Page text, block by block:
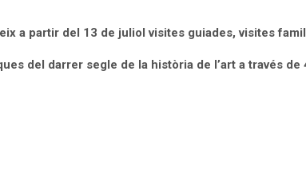
a partir del 13 de juliol visites guiades, visites
del darrer segle de la història de l’art a través